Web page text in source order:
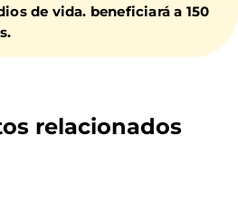
de vida. beneficiará a 150
relacionados